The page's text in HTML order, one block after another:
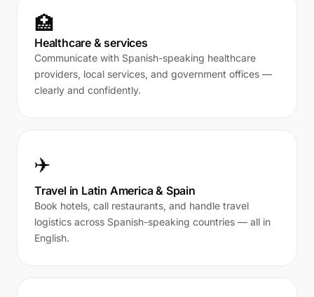
🏥
Healthcare & services
Communicate with Spanish-speaking healthcare
providers, local services, and government offices —
clearly and confidently.
✈️
Travel in Latin America & Spain
Book hotels, call restaurants, and handle travel
logistics across Spanish-speaking countries — all in
English.